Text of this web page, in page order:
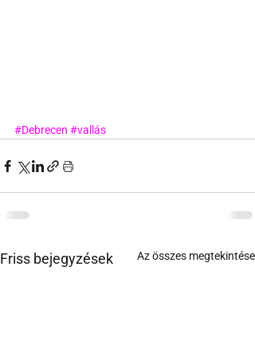
#Debrecen #vallás
Friss bejegyzések Az összes megtekintése